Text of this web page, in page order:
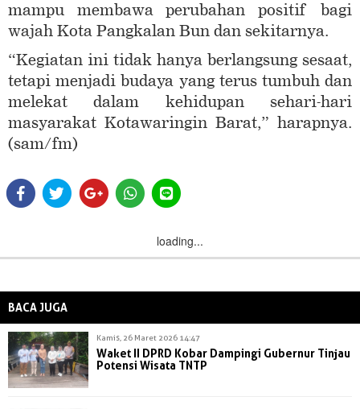
mampu membawa perubahan positif bagi
wajah Kota Pangkalan Bun dan sekitarnya.
“Kegiatan ini tidak hanya berlangsung sesaat,
tetapi menjadi budaya yang terus tumbuh dan
melekat dalam kehidupan sehari-hari
masyarakat Kotawaringin Barat,” harapnya.
(sam/fm)
loading...
BACA JUGA
Kamis, 26 Maret 2026 14:47
Waket II DPRD Kobar Dampingi Gubernur Tinjau
Potensi Wisata TNTP